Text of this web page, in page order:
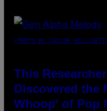
(PHOTO BY TAYLOR HILL/
This
Discovered the
Whoop’ of Pop